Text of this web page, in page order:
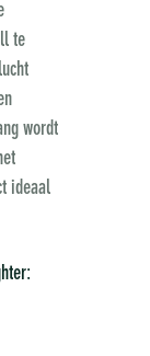
te
wordt
ideaal